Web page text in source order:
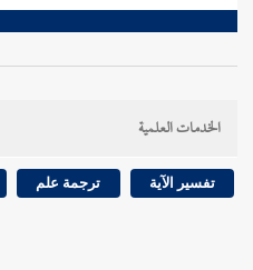
الخدمات العلمية
تفسير الآية ترجمة علم